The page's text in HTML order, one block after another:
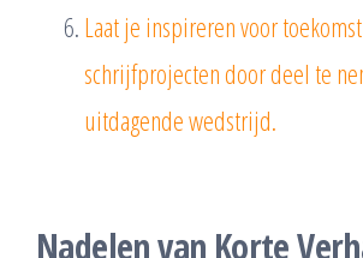
Laat je inspireren voor
schrijfprojecten door deel te
uitdagende wedstrijd.
Nadelen van Korte